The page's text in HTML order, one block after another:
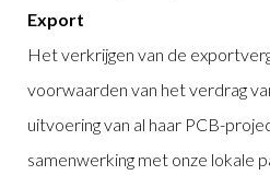
Export
Het verkrijgen van de
voorwaarden van het verdrag
uitvoering van al haar PCB-
samenwerking met onze lokale